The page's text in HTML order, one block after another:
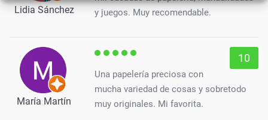
Lidia Sánchez
y juegos. Muy recomendable.
María Martín
10
Una papelería preciosa con
mucha variedad de cosas y sobretodo
muy originales. Mi favorita.